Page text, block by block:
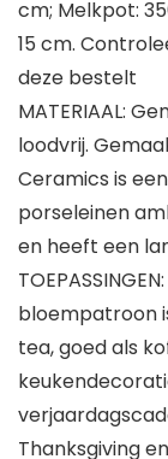
cm; Melkpot:
15 cm.
deze bestelt
MATERIAAL:
loodvrij.
Ceramics is
porseleinen
en heeft een
bloempatroon
tea, goed als
Thanksgiving